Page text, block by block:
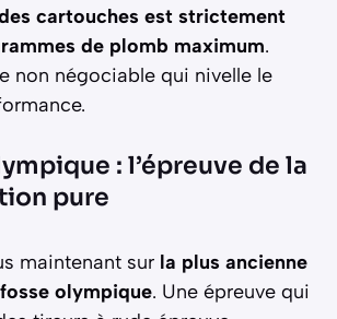
cartouches est strictement
de plomb maximum.
non négociable qui nivelle le
: l’épreuve de la
pure
maintenant sur la plus ancienne
olympique. Une épreuve qui